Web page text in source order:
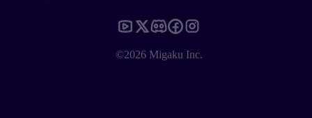
©2026 Migaku Inc.